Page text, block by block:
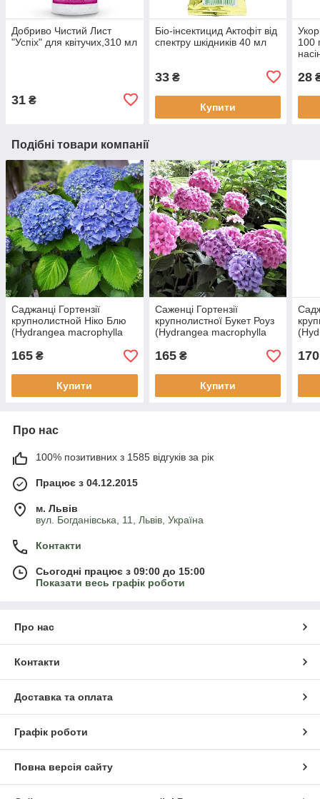
Добриво Чистий Лист
"Успіх" для квітучих,310 мл
31 ₴
Біо-інсектицид Актофіт від
спектру шкідників 40 мл
33₴
Купити
100
28
Подібні товари компанії
Саджанці Гортензії
крупнолистной Ніко Блю
(Hydrangea macrophylla
165 ₴
Купити
Саженці Гортензії
крупнолистної Букет Роуз
(Hydrangea macrophylla
165₴
Купити
170
Про нас
100% позитивних з 1585 відгуків за рік
Працює з 04.12.2015
м. Львів
вул. Богданівська, 11, Львів, Україна
Контакти
Сьогодні працює з 09:00 до 15:00
Показати весь графік роботи
Про нас
Контакти
Доставка та оплата
Графік роботи
Повна версія сайту